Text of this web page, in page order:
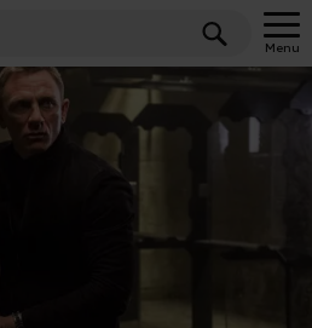
Menu